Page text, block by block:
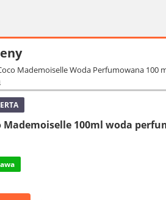
Mademoiselle Woda Perfumowana 100
Mademoiselle 100ml woda